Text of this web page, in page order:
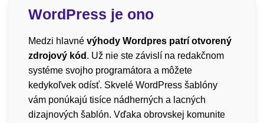
WordPress je ono
Medzi hlavné výhody Wordpres patrí otvorený
zdrojový kód . Už nie ste závislí na redakčnom
systéme svojho programátora a môžete
kedykoľvek odísť. Skvelé WordPress šablóny
vám ponúkajú tisíce nádherných a lacných
dizajnových šablón. Vďaka obrovskej komunite